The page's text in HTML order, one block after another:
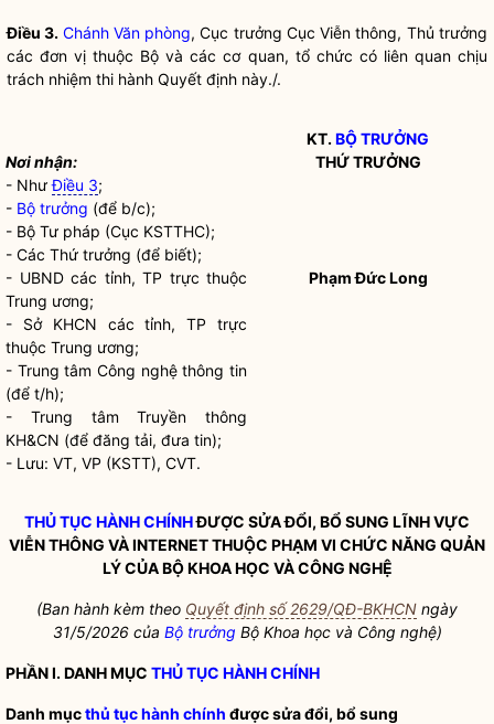
Điều 3. Chánh Văn phòng, Cục trưởng Cục Viễn thông, Thủ trưởng
các đơn vị thuộc Bộ và các cơ quan, tổ chức có liên quan chịu
trách nhiệm thi hành Quyết định này./.
Nơi nhận:
- NhưĐiều 3;
- Bộ trưởng (để b/c);
- Bộ Tư pháp (Cục KSTTHC);
- Các Thứ trưởng (để biết);
- UBND các tỉnh, TP trực thuộc
Trung ương;
- Sở KHCN các tỉnh, TP trực
thuộc Trung ương;
- Trung tâm Công nghệ thông tin
(để t/h);
- Trung tâm Truyền thông
KH&CN (để đăng tải, đưa tin);
- Lưu: VT, VP (KSTT), CVT.
KT.BỘ TRƯỞNG
THỨ TRƯỞNG
Phạm Đức Long
THỦ TỤC HÀNH CHÍNHĐƯỢC SỬA ĐỔI, BỔ SUNG LĨNH VỰC
VIỄN THÔNG VÀ INTERNET THUỘC PHẠM VI CHỨC NĂNG QUẢN
LÝ CỦA BỘ KHOA HỌC VÀ CÔNG NGHỆ
(Ban hành kèm theo Quyết định số 2629/QĐ-BKHCN ngày
31/5/2026 của Bộ trưởng Bộ Khoa học và Công nghệ)
PHẦN I. DANH MỤC THỦ TỤC HÀNH CHÍNH
Danh mụcthủ tục hành chính được sửa đổi, bổ sung